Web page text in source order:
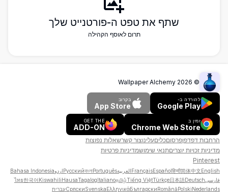
שתף את טפט ה-פורטנייט שלך
תרום לאוסף הקהילה
©
2026
Wallpaper Alchemy
להורדה ב-
Google Play
בקרוב
App Store
זמין ב
Chrome Web Store
GET THE
ADD-ON
הרחבות דפדפןפרסוםכליםעלינוצור קשרשאלות נפוצות
מדיניות זכויות יוצריםתנאי שימושמדיניות פרטיות
Pinterest
English
简体中文
हिन्दी
Español
FrançaisالعربيةPortuguês
বাংলা
РусскийاردوBahasa Indonesia
فارسیDeutsch
日本語
Türkçe
Tiếng Việt
தமிழ்
Italiano
Tagalog
Hausa
Kiswahili
한국어
ไทย
Nederlands
Polski
Română
Български
Ελληνικά
Svenska
Српскиעברית